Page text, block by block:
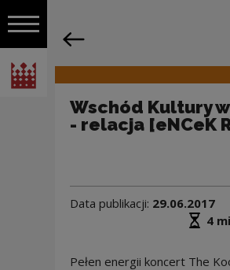
Włącz nawigację
Narodowe Centrum Kultury
Nawigacja
Wschód Kultury
- relacja [eNCeK
Data publikacji: 29.06.2017
4
Pełen energii koncert The